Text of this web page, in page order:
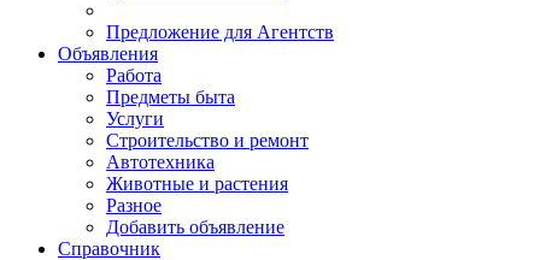
Предложение для Агентств
Объявления
Работа
Предметы быта
Услуги
Строительство и ремонт
Автотехника
Животные и растения
Разное
Добавить объявление
Справочник